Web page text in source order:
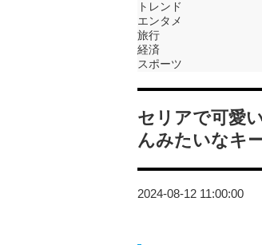
トレンド
エンタメ
旅行
経済
スポーツ
セリアで可愛
んみたいなキ
2024-08-12 11:00:00